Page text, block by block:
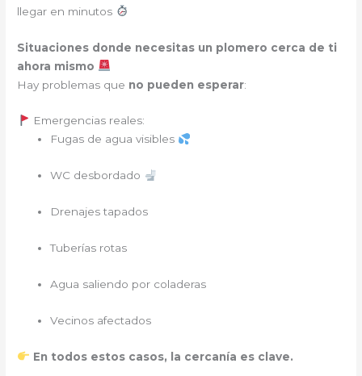
llegar en minutos
Situaciones donde necesitas un plomero cerca de ti
ahora mismo
Hay problemas que no pueden esperar:
Emergencias reales:
Fugas de agua visibles
WC desbordado
Drenajes tapados
Tuberías rotas
Agua saliendo por coladeras
Vecinos afectados
En todos estos casos, la cercanía es clave.